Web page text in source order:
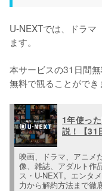
U-NEXTでは、ドラマ
ます。
本サービスの31日間
無料で観ることができ
1年使っ
説！【31
映画、ドラマ、アニメ
像、雑誌、アダルト作
ス・U-NEXT。エンタ
力から解約方法まで徹